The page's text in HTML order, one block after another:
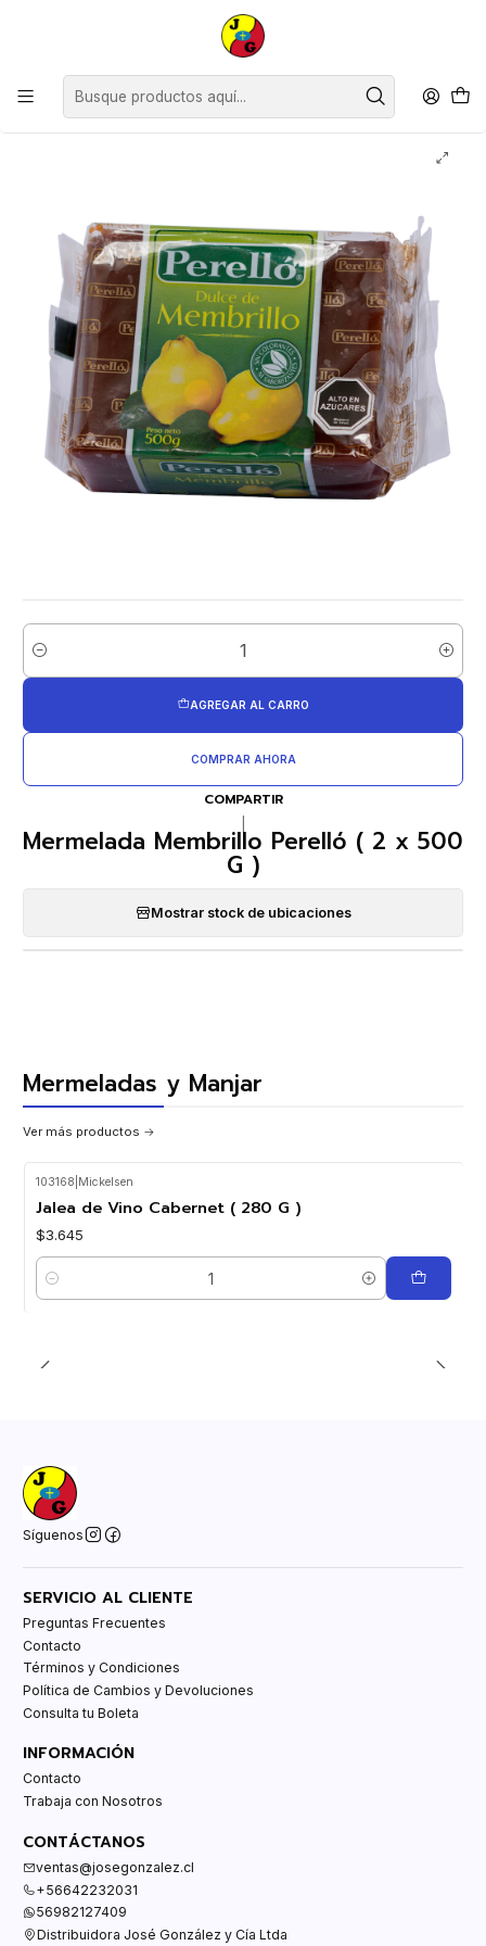
Disponible sólo Retiro en Tienda Osorno.
Supermercado Mermeladas y Manjar
Mermelada Membrillo Perelló ( 2 x 500 G )
Cantidad
AGREGAR AL CARRO
COMPRAR AHORA
COMPARTIR
Mermelada Membrillo Perelló ( 2 x 500
G )
Mostrar stock de ubicaciones
Mermeladas y Manjar
Ver más productos
103168 Mickelsen
Jalea de Vino Cabernet ( 280 G )
$3.645
Cantidad
Síguenos
SERVICIO AL CLIENTE
Preguntas Frecuentes
Contacto
Términos y Condiciones
Política de Cambios y Devoluciones
Consulta tu Boleta
INFORMACIÓN
Contacto
Trabaja con Nosotros
CONTÁCTANOS
ventas@josegonzalez.cl
+56642232031
56982127409
Distribuidora José González y Cía Ltda